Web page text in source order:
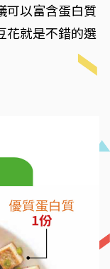
可以富含蛋白質
花就是不錯的選